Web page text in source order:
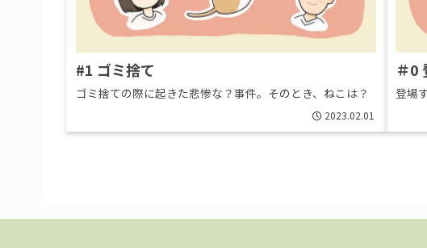
#1 ゴミ捨て
ゴミ捨ての際に起きた悲惨な？事件。そのとき、ねこは？
2023.02.01
＃0
登場